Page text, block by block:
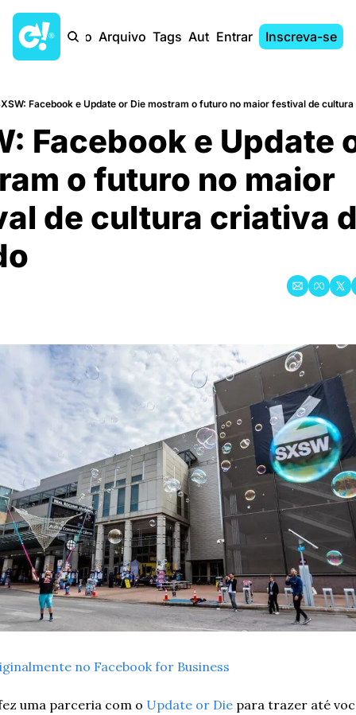
Início Arquivo Tags AutoresEntrar Inscreva-se
Facebook e Update or Die mostram o futuro no maior festival de
Facebook e Update
o futuro no maior
de cultura criativa
no Facebook for Business
uma parceria com o Update or Die para trazer até